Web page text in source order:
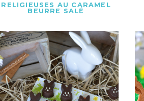
RELIGIEUSES AU CARAMEL
BEURRE SALÉ